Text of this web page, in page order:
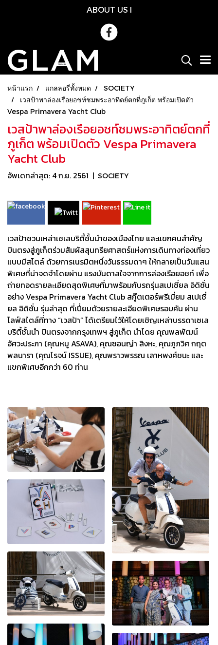
ABOUT US l
หน้าแรก แกลลอรี่ทั้งหมด
SOCIETY
เวสป้าพาล่องเรือยอชท์ชมพระอาทิตย์ตกที่ภูเก็ต พร้อมเปิดตัว
Vespa Primavera Yacht Club
เวสป้าพาล่องเรือยอชท์ชมพระอาทิตย์ตกที่
ภูเก็ต พร้อมเปิดตัว Vespa Primavera
Yacht Club
อัพเดทล่าสุด: 4 ก.ย. 2561 | SOCIETY
เวสป้าชวนเหล่าเซเลบริตี้ชั้นนำของเมืองไทย และแขกคนสำคัญ
บินตรงสู่ภูเก็ตร่วมสัมผัสสุนทรียศาสตร์แห่งการเดินทางท่องเที่ยว
แบบมีสไตล์ ด้วยการเนรมิตหนึ่งวันธรรมดาๆ ให้กลายเป็นวันแสน
พิเศษที่น่าจดจำโดยผ่าน แรงบันดาลใจจากการล่องเรือยอชท์ เพื่อ
ถ่ายทอดรายละเอียดสุดพิเศษที่มาพร้อมกับรถรุ่นสเปเชี่ยล อิดิชั่น
อย่าง Vespa Primavera Yacht Club สกู๊ตเตอร์พรีเมี่ยม สเปเชี่
ยล อิดิชั่น รุ่นล่าสุด ที่เปี่ยมด้วยรายละเอียดพิเศษรอบคัน ผ่าน
ไลฟ์สไตล์ที่ทาง “เวสป้า” ได้เตรียมไว้ให้โดยเชิญเหล่าบรรดาเซเล
บริตี้ชั้นนำ บินตรงจากกรุงเทพฯ สู่ภูเก็ต นำโดย คุณพลพัฒน์
อัศวะประภา (คุณหมู ASAVA), คุณซอนญ่า สิงหะ, คุณภูภวิศ กฤต
พลนารา (คุณโรจน์ ISSUE), คุณพราวพรรณ เลาหพงศ์ชนะ และ
แขกพิเศษอีกกว่า 60 ท่าน